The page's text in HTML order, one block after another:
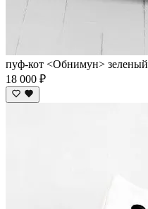
пуф-кот <Обнимун> зеленый
18 000 ₽